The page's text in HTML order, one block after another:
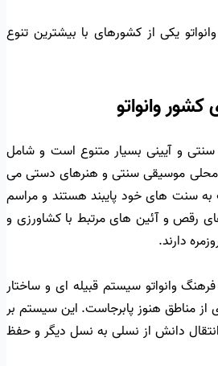
یکی از کشورهای با بیشترین تنوع
وانواتو
سنتی و آیینی بسیار متنوع است و شامل
موسیقی سنتی و هنرهای دستی می
به سنت های خود پایبند هستند و مراسم
رقص و آئین های مرتبط با کشاورزی و
دارند.
وانواتو سیستم قبیله ای و ساختار
مناطق هنوز پابرجاست. این سیستم بر
انتقال دانش از نسلی به نسل دیگر و حفظ